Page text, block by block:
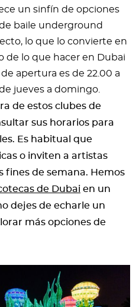
un sinfín de opciones
baile underground
lo que lo convierte en
lo que hacer en Dubai
apertura es de 22.00 a
jueves a domingo.
de estos clubes de
sus horarios para
Es habitual que
o inviten a artistas
fines de semana. Hemos
de Dubai en un
dejes de echarle un
más opciones de